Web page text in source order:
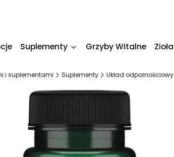
Suplementy Grzyby Witalne Zioła
i suplementami Suplementy Układ odpornościowy